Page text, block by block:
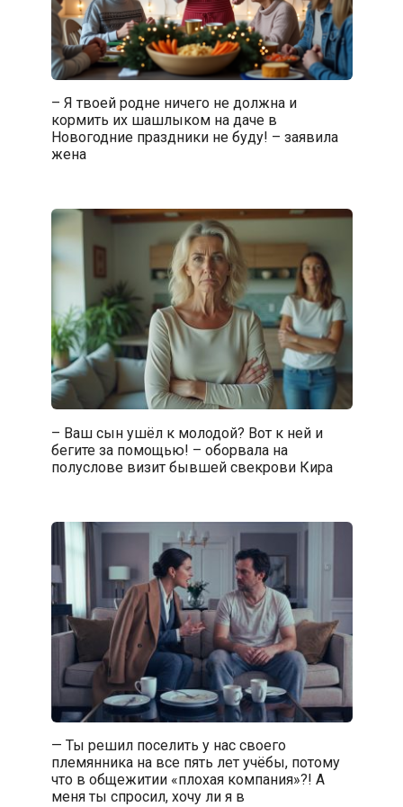
– Я твоей родне ничего не должна и
кормить их шашлыком на даче в
Новогодние праздники не буду! – заявила
жена
– Ваш сын ушёл к молодой? Вот к ней и
бегите за помощью! – оборвала на
полуслове визит бывшей свекрови Кира
— Ты решил поселить у нас своего
племянника на все пять лет учёбы, потому
что в общежитии «плохая компания»?! А
меня ты спросил, хочу ли я в